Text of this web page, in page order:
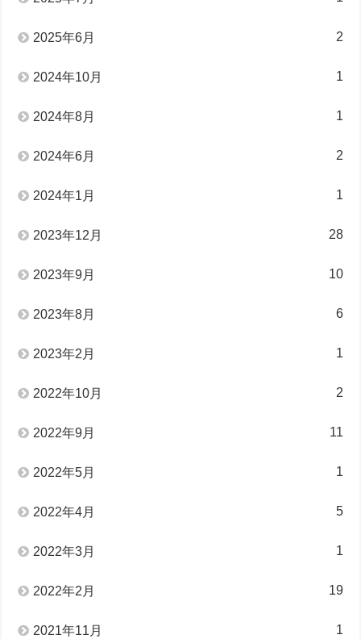
2025年6月 2
2024年10月 1
2024年8月 1
2024年6月 2
2024年1月 1
2023年12月 28
2023年9月 10
2023年8月 6
2023年2月 1
2022年10月 2
2022年9月 11
2022年5月 1
2022年4月 5
2022年3月 1
2022年2月 19
2021年11月 1